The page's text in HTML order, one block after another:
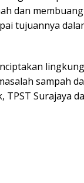
dan
tujuannya
sampah
Surajaya